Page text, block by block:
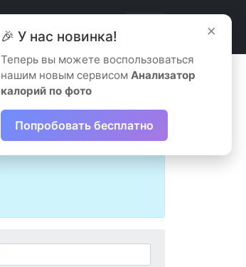
×
🎉 У нас новинка!
Теперь вы можете воспользоваться
нашим новым сервисом Анализатор
калорий по фото
Попробовать бесплатно